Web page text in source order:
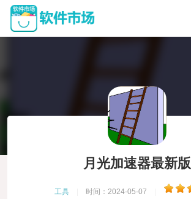
月光加速器最新版
工具 时间：2024-05-07